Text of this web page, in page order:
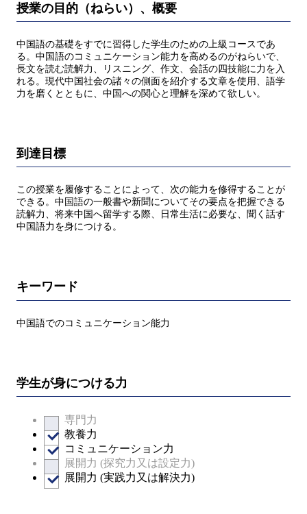
授業の目的（ねらい）、概要
中国語の基礎をすでに習得した学生のための上級コースであ
る。中国語のコミュニケーション能力を高めるのがねらいで、
長文を読む読解力、リスニング、作文、会話の四技能に力を入
れる。現代中国社会の諸々の側面を紹介する文章を使用、語学
力を磨くとともに、中国への関心と理解を深めて欲しい。
到達目標
この授業を履修することによって、次の能力を修得することが
できる。中国語の一般書や新聞についてその要点を把握できる
読解力、将来中国へ留学する際、日常生活に必要な、聞く話す
中国語力を身につける。
キーワード
中国語でのコミュニケーション能力
学生が身につける力
専門力
教養力
コミュニケーション力
展開力 (探究力又は設定力)
展開力 (実践力又は解決力)